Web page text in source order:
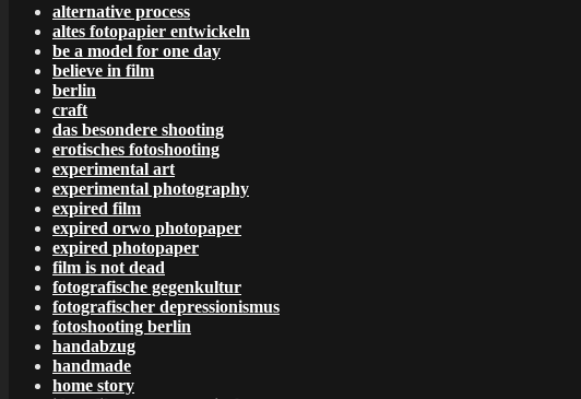
alternative process
altes fotopapier entwickeln
be a model for one day
believe in film
berlin
craft
das besondere shooting
erotisches fotoshooting
experimental art
experimental photography
expired film
expired orwo photopaper
expired photopaper
film is not dead
fotografische gegenkultur
fotografischer depressionismus
fotoshooting berlin
handabzug
handmade
home story